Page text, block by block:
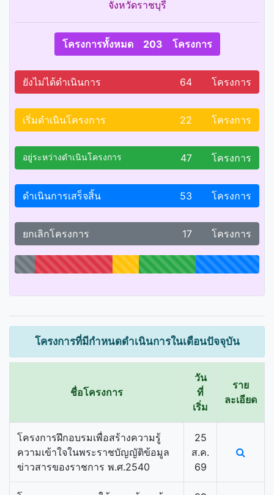
จังหวัดราชบุรี
โครงการทั้งหมด 203 โครงการ
ยังไม่ได้ดำเนินการ 64 โครงการ
เริ่มดำเนินโครงการ 22 โครงการ
อยู่ระหว่างดำเนินโครงการ 47 โครงการ
ดำเนินการเสร็จสิ้น 53 โครงการ
ยกเลิกโครงการ 17 โครงการ
โครงการที่มีกำหนดดำเนินการในเดือนปัจจุบัน
ชื่อโครงการ
วัน
ที่
เริ่ม
ราย
ละเอียด
โครงการฝึกอบรมเพื่อสร้างความรู้
ความเข้าใจในพระราชบัญญัติข้อมูล
ข่าวสารของราชการ พ.ศ.2540
25
ส.ค.
69